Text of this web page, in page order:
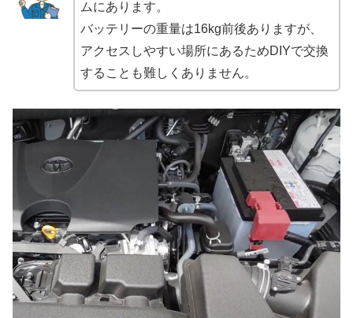
ムにあります。
バッテリーの重量は16kg前後ありますが、
アクセスしやすい場所にあるためDIYで交換
することも難しくありません。